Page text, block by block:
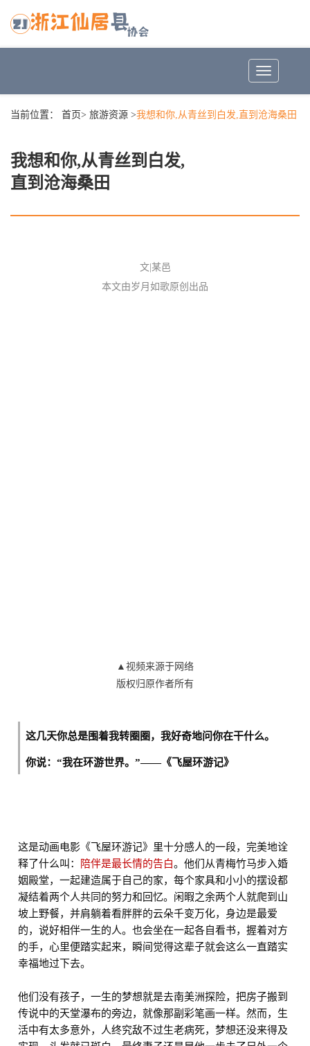
Toggle
navigation
当前位置： 首页> 旅游资源 >我想和你,从青丝到白发,直到沧海桑田
我想和你,从青丝到白发,
直到沧海桑田
文|某邑
本文由岁月如歌原创出品
▲视频来源于网络
版权归原作者所有
这几天你总是围着我转圈圈，我好奇地问你在干什么。
你说：“我在环游世界。”——《飞屋环游记》
这是动画电影《飞屋环游记》里十分感人的一段，完美地诠
释了什么叫：
陪伴是最长情的告白。他们从青梅竹马步入婚
姻殿堂，一起建造属于自己的家，每个家具和小小的摆设都
凝结着两个人共同的努力和回忆。闲暇之余两个人就爬到山
坡上野餐，并肩躺着看胖胖的云朵千变万化，身边是最爱
的，说好相伴一生的人。也会坐在一起各自看书，握着对方
的手，心里便踏实起来，瞬间觉得这辈子就会这么一直踏实
幸福地过下去。
他们没有孩子，一生的梦想就是去南美洲探险，把房子搬到
传说中的天堂瀑布的旁边，就像那副彩笔画一样。然而，生
活中有太多意外，人终究敌不过生老病死，梦想还没来得及